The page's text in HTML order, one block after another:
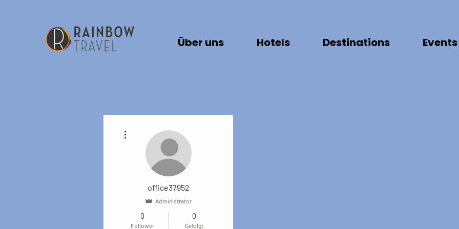
Über uns Hotels Destinations Events
office37952
Administrator
0
Follower
0
Gefolgt